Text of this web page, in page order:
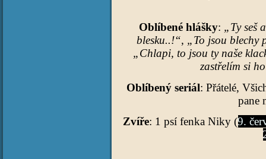
Oblíbené hlášky: „Ty seš
blesku..!“, „To jsou blechy
„Chlapi, to jsou ty naše
zastřelím si
Oblíbený seriál: Přátelé,
pane
Zvíře: 1 psí fenka Niky (9.